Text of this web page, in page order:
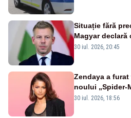
Situație fără
Magyar declară
oprirea centralei
30 iul. 2026, 20:45
Zendaya a
noului „Spider-
pânza de
30 iul. 2026, 18:56